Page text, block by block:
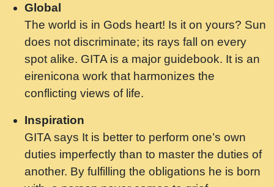
मझ अपन जवन बनन न आय, रठ हर क मनन न आय
Shri ravinandan shastri ji maharaj.mp3
मन अशांत मंत्र जाप - गीता प्रेरणा -Swami
Gyananand Ji Maharaj.mp3
मन बध लय परम वल कगन Special Shyam
Saawariya.mp3
मर गनय न अपरध लडडल शर रध.... Shri
ravinandan shastri ji maharaj.mp3
मेरे मन हरी का ध्यान लगा - भजन भाव - 2018 -
Global
The world is in Gods heart! Is it on yours? Sun
does not discriminate; its rays fall on every
spot alike. GITA is a major guidebook. It is an
eirenicona work that harmonizes the
conflicting views of life.
Inspiration
GITA says It is better to perform one’s own
duties imperfectly than to master the duties of
another. By fulfilling the obligations he is born